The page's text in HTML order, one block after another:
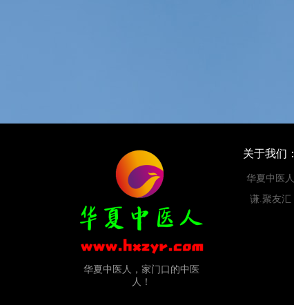
华夏中医人，家门口的中医
人！
关于我们：
华夏中医人
谦.聚友汇